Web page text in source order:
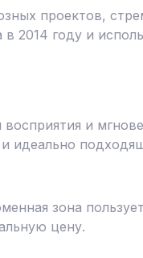
проектов,
2014 году и
и
идеально
зона
цену.